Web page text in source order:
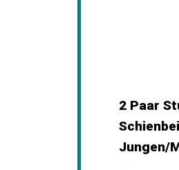
2 Paar
Jungen/